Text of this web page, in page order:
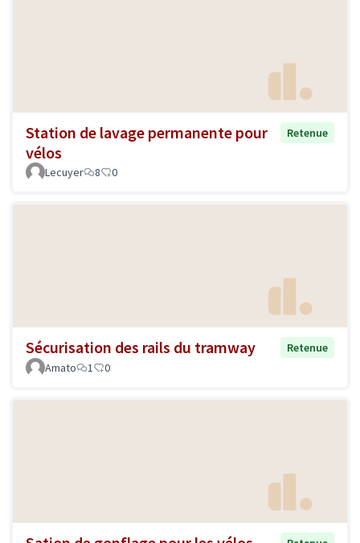
Station de lavage permanente pour
vélos
Retenue
Lecuyer 8 0
Sécurisation des rails du tramway
Retenue
Amato
1 0